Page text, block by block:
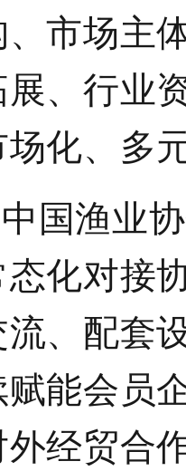
市场主
、行业
化、多
国渔业
化对接
、配套
能会员
经贸合